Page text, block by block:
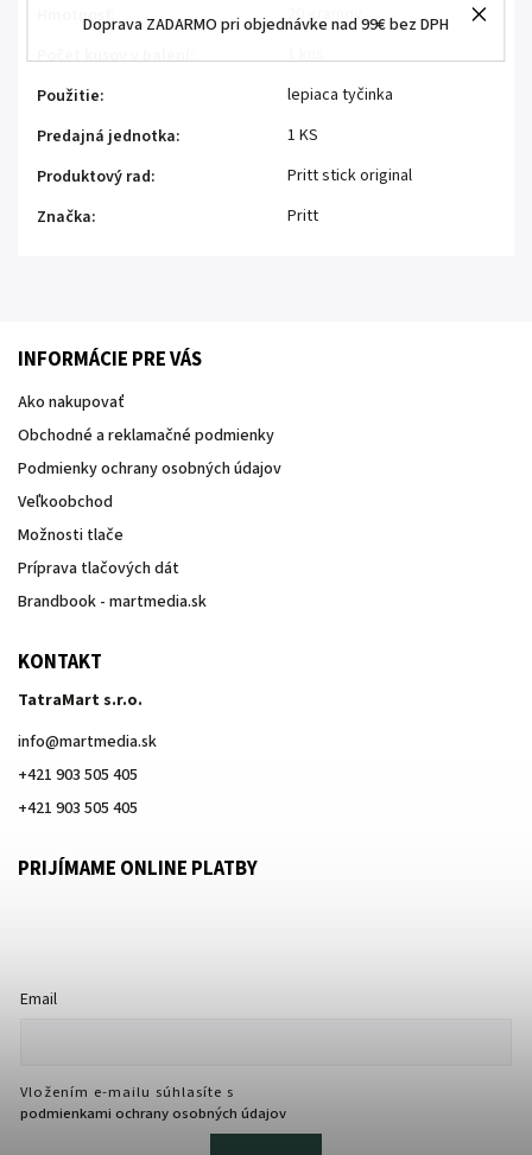
Doprava ZADARMO pri objednávke nad 99€ bez DPH
Hmotnosť:
20 gramov
Počet kusov v balení:
1 kus
Použitie:
lepiaca tyčinka
Predajná jednotka:
1 KS
Produktový rad:
Pritt stick original
Značka: Pritt
INFORMÁCIE PRE VÁS
Ako nakupovať
Obchodné a reklamačné podmienky
Podmienky ochrany osobných údajov
Veľkoobchod
Možnosti tlače
Príprava tlačových dát
Brandbook - martmedia.sk
KONTAKT
TatraMart s.r.o.
info@martmedia.sk
+421 903 505 405
+421 903 505 405
PRIJÍMAME ONLINE PLATBY
Email
Vložením e-mailu súhlasíte s
podmienkami ochrany osobných údajov